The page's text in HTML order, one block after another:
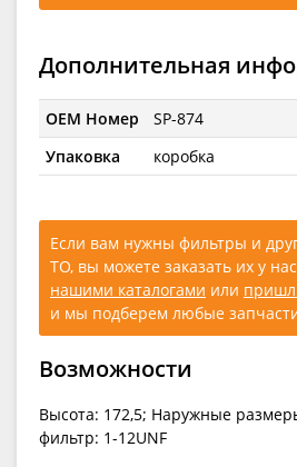
Дополнительная
OEM Номер
SP-874
Упаковка
коробка
Если вам нужны фильтры и
ТО, вы можете заказать их у
нашими каталогами или
и мы подберем любые
Возможности
Высота: 172,5; Наружные
фильтр: 1-12UNF